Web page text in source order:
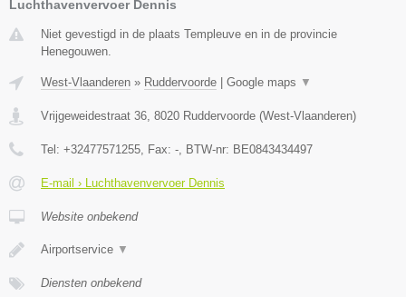
Luchthavenvervoer Dennis
Niet gevestigd in de plaats Templeuve en in de provincie
Henegouwen.
West-Vlaanderen » Ruddervoorde Google maps ▼
Vrijgeweidestraat 36, 8020 Ruddervoorde (West-Vlaanderen)
Tel: +32477571255, Fax: -, BTW-nr: BE0843434497
E-mail › Luchthavenvervoer Dennis
Website onbekend
Airportservice ▼
Diensten onbekend